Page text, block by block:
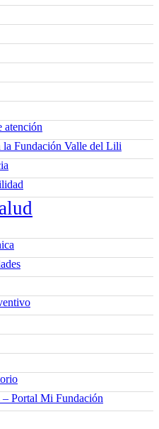
atención
la Fundación Valle del Lili
– Portal Mi Fundación